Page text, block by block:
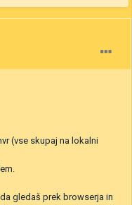
(vse skupaj na lokalni
gledaš prek browserja in